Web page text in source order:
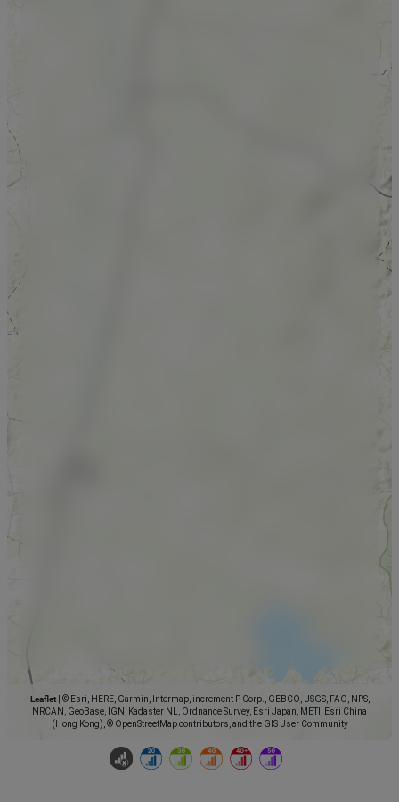
Leaflet
© Esri, HERE, Garmin, Intermap, increment P Corp., GEBCO, USGS, FAO, NPS,
NRCAN, GeoBase, IGN, Kadaster NL, Ordnance Survey, Esri Japan, METI, Esri China
(Hong Kong), © OpenStreetMap contributors, and the GIS User Community